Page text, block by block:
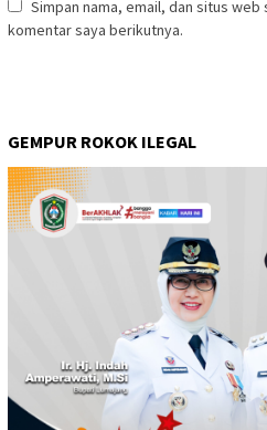
Simpan nama, email, dan situs
komentar saya berikutnya.
GEMPUR ROKOK ILEGAL